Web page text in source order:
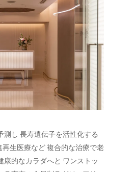
し 長寿遺伝子を活性化する
生医療など 複合的な治療で老
的なカラダへと ワンストッ